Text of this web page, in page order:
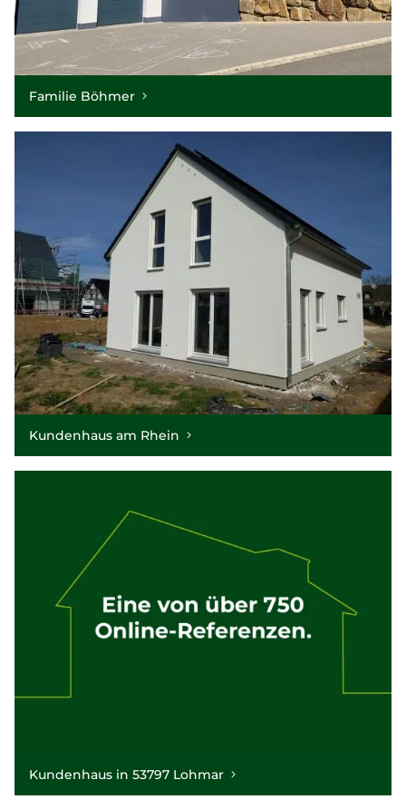
Familie Böhmer
Kundenhaus am Rhein
Kundenhaus in 53797 Lohmar